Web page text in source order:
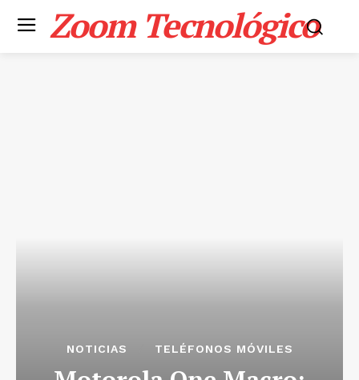
Zoom Tecnológico
NOTICIAS TELÉFONOS MÓVILES